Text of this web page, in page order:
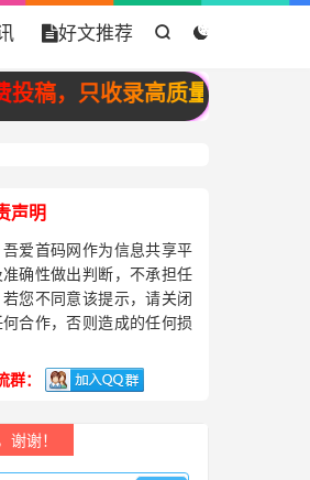


好文推荐
只收录高质量原创投稿，宁
声明
爱首码网作为信息共享平
确性做出判断，不承担任
您不同意该提示，请关闭
合作，否则造成的任何损
：
谢！